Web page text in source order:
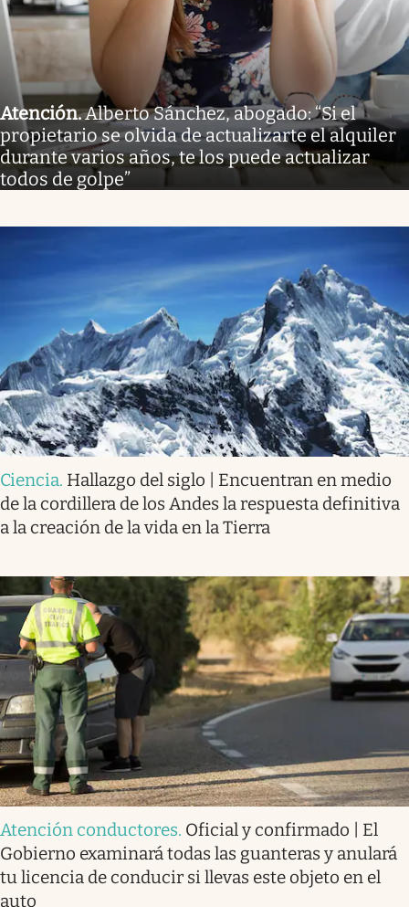
Atención.Alberto Sánchez, abogado: “Si el
propietario se olvida de actualizarte el alquiler
durante varios años, te los puede actualizar
todos de golpe”
Ciencia. Hallazgo del siglo | Encuentran en medio
de la cordillera de los Andes la respuesta definitiva
a la creación de la vida en la Tierra
Atención conductores. Oficial y confirmado | El
Gobierno examinará todas las guanteras y anulará
tu licencia de conducir si llevas este objeto en el
auto